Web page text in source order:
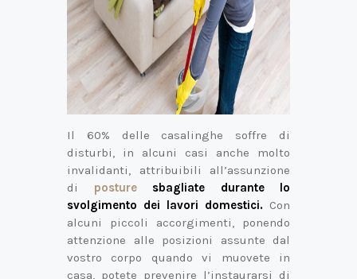
Il 60% delle casalinghe soffre di
disturbi, in alcuni casi anche molto
invalidanti, attribuibili all’assunzione
di posturesbagliate durante lo
svolgimento dei lavori domestici. Con
alcuni piccoli accorgimenti, ponendo
attenzione alle posizioni assunte dal
vostro corpo quando vi muovete in
casa, potete prevenire l’instaurarsi di